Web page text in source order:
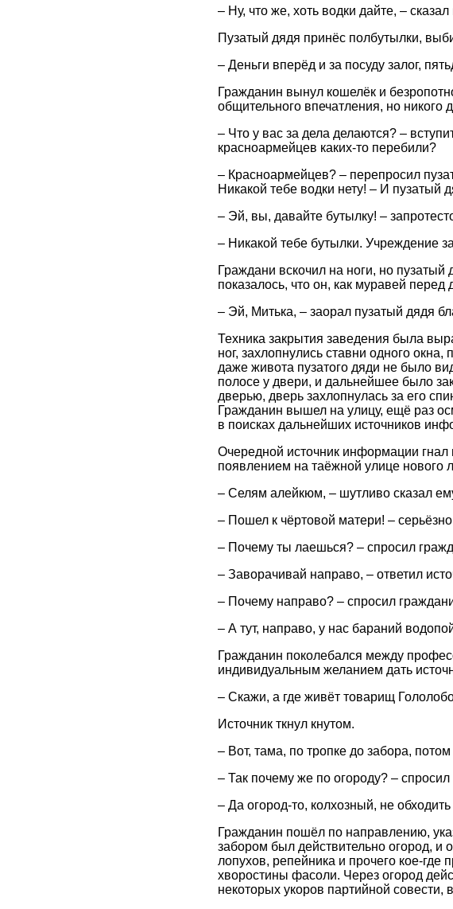
– Ну, что же, хоть водки дайте, –
Пузатый дядя принёс полбутылки,
– Деньги вперёд и за посуду залог,
Гражданин вынул кошелёк и
общительного впечатления, но никого
– Что у вас за дела делаются? –
красноармейцев каких-то перебили?
– Красноармейцев? – перепросил
Никакой тебе водки нету! – И пузатый
– Эй, вы, давайте бутылку! –
– Никакой тебе бутылки. Учреждение
Граждани вскочил на ноги, но
показалось, что он, как муравей
– Эй, Митька, – заорал пузатый дядя
Техника закрытия заведения была
ног, захлопнулись ставни одного окна,
даже живота пузатого дяди не было
полосе у двери, и дальнейшее было
дверью, дверь захлопнулась за его
Гражданин вышел на улицу, ещё раз
в поисках дальнейших источников
Очередной источник информации
появлением на таёжной улице нового
– Селям алейкюм, – шутливо сказал
– Пошел к чёртовой матери! –
– Почему ты лаешься? – спросил
– Заворачивай направо, – ответил
– Почему направо? – спросил
– А тут, направо, у нас бараний
Гражданин поколебался между
индивидуальным желанием дать
– Скажи, а где живёт товарищ
Источник ткнул кнутом.
– Вот, тама, по тропке до забора,
– Так почему же по огороду? –
– Да огород-то, колхозный, не
Гражданин пошёл по направлению,
забором был действительно огород, и
лопухов, репейника и прочего кое-где
хворостины фасоли. Через огород
некоторых укоров партийной совести,